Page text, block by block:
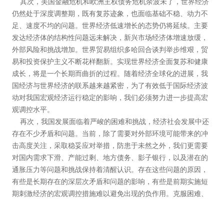
其次，美国金融危机和欧洲主权债务危机余波未了，世界经济
仍然处于深度调整期，既有复苏迹象，也面临基础不稳、动力不
足、速度不均的问题。世界经济低速增长的态势仍将延续。主要
发达经济体的结构性问题远未解决，新兴市场经济体增速放缓，
外部风险和挑战增加。世界贸易组织多哈回合谈判举步维艰，贸
易和投资保护主义不断花样翻新。实现世界经济全面复苏和健康
成长，将是一个长期而曲折的过程。随着经济全球化的进展，我
国经济与世界经济的联系越来越紧密，为了有效低于国际经济波
动对我国宏观经济运行稳定的影响，我们必须努力进一步提高宏
观调控水平。
再次，我国发展面临着严峻的困难和挑战，经济社会发展中还
存在不少矛盾和问题。当前，除了需要对外部环境可能带来的冲
击高度关注，采取稳妥应对举措，防患于未然之外，我们更需要
对国内需求下滑、产能过剩、地方债务、影子银行，以及潜在的
通胀压力等问题和挑战保持着清醒认识。存在这些问题的原因，
有些是长期存在的深层次矛盾和问题的影响，有些是前期实施短
期刺激经济的宏观调控措施难以避免出现的负作用。克服困难、